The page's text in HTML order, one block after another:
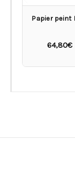
Papier peint
64,80€